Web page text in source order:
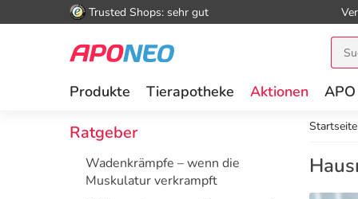
Trusted Shops: sehr gut
Produkte Tierapotheke Aktionen
Ratgeber
Wadenkrämpfe – wenn die
Muskulatur verkrampft
Startseite